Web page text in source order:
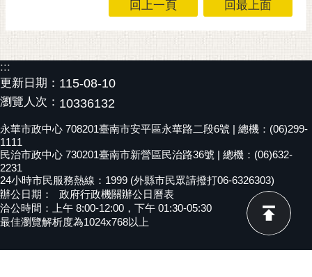
光
花
泉
花
祭
網
站
導
覽
回上一頁 回最上面
:::
更新日期： 115-08-10
瀏覽人次： 10336132
永華市政中心 708201臺南市安平區永華路二段6號 | 總機：(06)299-
1111
民治市政中心 730201臺南市新營區民治路36號 | 總機：(06)632-
2231
24小時市民服務熱線：1999 (外縣市民眾請撥打06-6326303)
辦公日期：
政府行政機關辦公日曆表
洽公時間：上午 8:00-12:00，下午 01:30-05:30
最佳瀏覽解析度為1024x768以上